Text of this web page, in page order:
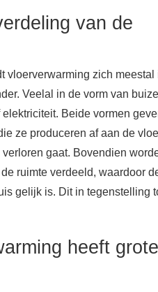
van de
vloerverwarming zich meestal
Veelal in de vorm van
Beide vormen
ze produceren af aan de
gaat. Bovendien
ruimte verdeeld, waardoor
gelijk is. Dit in tegenstelling
heeft grote